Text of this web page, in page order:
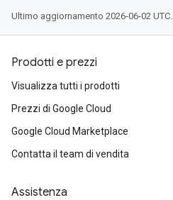
Ultimo aggiornamento 2026-06-02 UTC.
Prodotti e prezzi
Visualizza tutti i prodotti
Prezzi di Google Cloud
Google Cloud Marketplace
Contatta il team di vendita
Assistenza